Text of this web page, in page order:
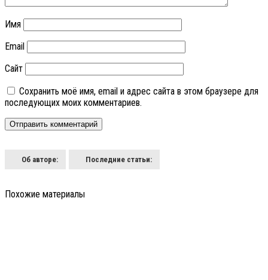
Имя
Email
Сайт
Сохранить моё имя, email и адрес сайта в этом браузере для
последующих моих комментариев.
Об авторе: Последние статьи:
Похожие материалы